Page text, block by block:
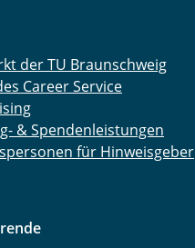
der TU Braunschweig
Career Service
& Spendenleistungen
für Hinweisgeber